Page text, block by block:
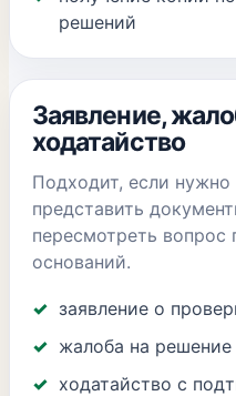
решений
Заявление,
ходатайство
Подходит, если
представить
пересмотреть вопрос
оснований.
заявление о
жалоба на решение
ходатайство с